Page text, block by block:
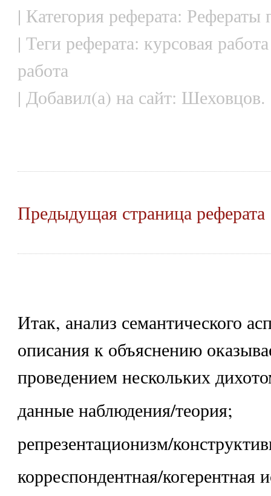
| Категория реферата:
| Теги реферата: курсовая
работа
| Добавил(а) на сайт: Шеховцов.
Предыдущая страница реферата
Итак, анализ семантического
описания к объяснению
проведением нескольких
данные наблюдения/теория;
репрезентационизм/
корреспондентная/когерентная